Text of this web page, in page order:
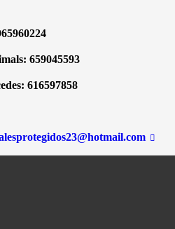
659045593
616597858